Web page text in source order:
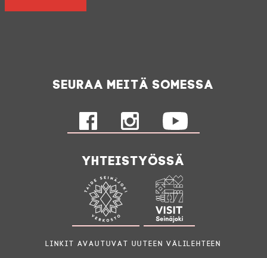
Seuraa meitä somessa
Yhteistyössä
Linkit avautuvat uuteen välilehteen